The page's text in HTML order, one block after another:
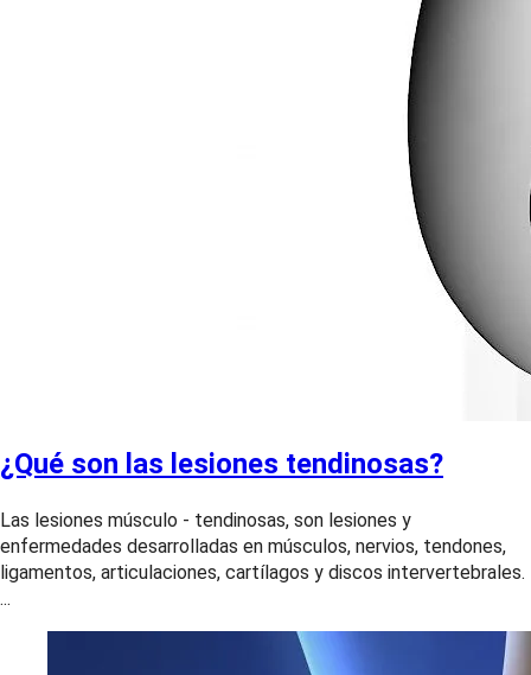
¿Qué son las lesiones tendinosas?
Las lesiones músculo - tendinosas, son lesiones y
enfermedades desarrolladas en músculos, nervios, tendones,
ligamentos, articulaciones, cartílagos y discos intervertebrales.
...